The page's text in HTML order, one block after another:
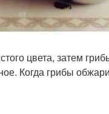
цвета, затем
Когда грибы